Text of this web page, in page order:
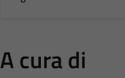
A cura di